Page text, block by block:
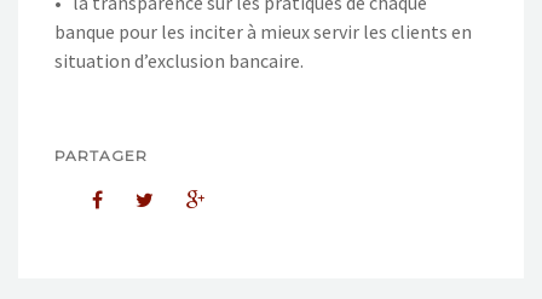
banque pour les inciter à mieux servir les clients en
situation d’exclusion bancaire.
PARTAGER